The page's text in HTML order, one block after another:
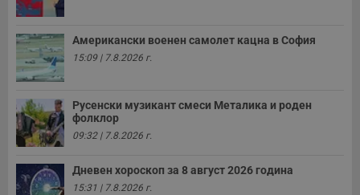
Американски военен самолет кацна в София
15:09 | 7.8.2026 г.
Русенски музикант смеси Металика и роден
фолклор
09:32 | 7.8.2026 г.
Дневен хороскоп за 8 август 2026 година
15:31 | 7.8.2026 г.